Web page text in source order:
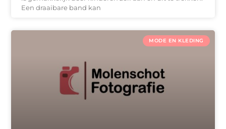
Een draaibare band kan
MODE EN KLEDING